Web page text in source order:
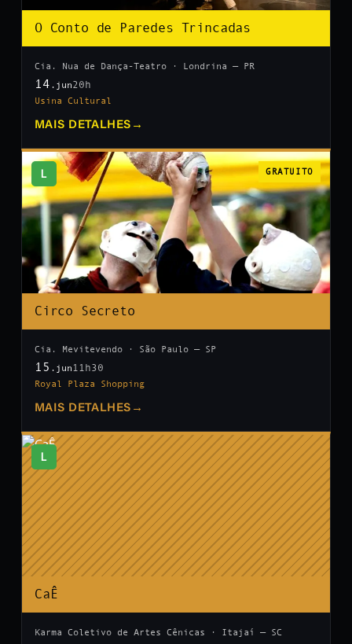
O Conto de Paredes Trincadas
Cia. Nua de Dança-Teatro · Londrina — PR
14 .jun20h
Usina Cultural
MAIS DETALHES →
L GRATUITO
Circo Secreto
Cia. Mevitevendo · São Paulo — SP
15 .jun 11h30
Royal Plaza Shopping
MAIS DETALHES →
L
CaÊ
Karma Coletivo de Artes Cênicas · Itajaí — SC